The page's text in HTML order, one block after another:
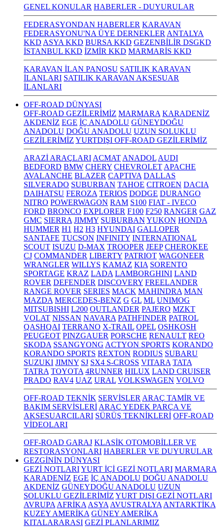
GENEL KONULAR HABERLER - DUYURULAR
FEDERASYONDAN HABERLER KARAVAN
FEDERASYONU'NA ÜYE DERNEKLER ANTALYA
KKD ASYA KKD BURSA KKD GEZENBİLİR DSGKD
İSTANBUL KKD İZMİR KKD MARMARİS KKD
KARAVAN İLAN PANOSU SATILIK KARAVAN
İLANLARI SATILIK KARAVAN AKSESUAR
İLANLARI
OFF-ROAD DÜNYASI
OFF-ROAD GEZİLERİMİZ MARMARA KARADENİZ
AKDENİZ EGE İÇ ANADOLU GÜNEYDOĞU
ANADOLU DOĞU ANADOLU UZUN SOLUKLU
GEZİLERİMİZ YURTDIŞI OFF-ROAD GEZİLERİMİZ
ARAZİ ARAÇLARI ACMAT ANADOL AUDI
BEDFORD BMW CHERY CHEVROLET APACHE
AVALANCHE BLAZER CAPTIVA DALLAS
SILVERADO SUBURBAN TAHOE CITROEN DACIA
DAIHATSU FEROZA TERIOS DODGE DURANGO
NITRO POWERWAGON RAM S100 FIAT - IVECO
FORD BRONCO EXPLORER F100 F250 RANGER GAZ
GMC SIERRA JIMMY SUBURBAN YUKON HONDA
HUMMER H1 H2 H3 HYUNDAI GALLOPER
SANTAFE TUCSON INFINITY INTERNATIONAL
SCOUT ISUZU D-MAX TROOPER JEEP CHEROKEE
CJ COMMANDER LIBERTY PATRIOT WAGONEER
WRANGLER WILLYS KAMAZ KIA SORENTO
SPORTAGE KRAZ LADA LAMBORGHINI LAND
ROVER DEFENDER DISCOVERY FREELANDER
RANGE ROVER SERIES MACK MAHINDRA MAN
MAZDA MERCEDES-BENZ G GL ML UNIMOG
MITSUBISHI L200 OUTLANDER PAJERO MZKT
VOLAT NISSAN NAVARA PATHFINDER PATROL
QASHQAI TERRANO X-TRAIL OPEL OSHKOSH
PEUGEOT PINZGAUER PORSCHE RENAULT REO
SKODA SSANGYONG ACTYON SPORTS KORANDO
KORANDO SPORTS REXTON RODIUS SUBARU
SUZUKI JIMNY SJ SX4 S-CROSS VITARA TATA
TATRA TOYOTA 4RUNNER HILUX LAND CRUISER
PRADO RAV4 UAZ URAL VOLKSWAGEN VOLVO
OFF-ROAD TEKNİK SERVİSLER ARAÇ TAMİR VE
BAKIM SERVİSLERİ ARAÇ YEDEK PARÇA VE
AKSESUARCILARI SÜRÜŞ TEKNİKLERİ OFF-ROAD
VİDEOLARI
OFF-ROAD GARAJ KLASİK OTOMOBİLLER VE
RESTORASYONLARI HABERLER VE DUYURULAR
GEZGİNİN DÜNYASI
GEZİ NOTLARIYURT İÇİ GEZİ NOTLARI MARMARA
KARADENİZ EGE İÇ ANADOLU DOĞU ANADOLU
AKDENİZ GÜNEYDOĞU ANADOLU UZUN
SOLUKLU GEZİLERİMİZ YURT DIŞI GEZİ NOTLARI
AVRUPA AFRİKA ASYA AVUSTRALYA ANTARKTİKA
KUZEY AMERİKA GÜNEY AMERİKA
KITALARARASI GEZİ PLANLARIMIZ